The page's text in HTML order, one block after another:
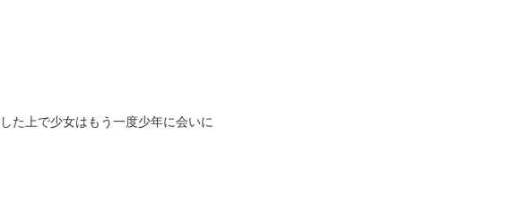
た上で少女はもう一度少年に会いに